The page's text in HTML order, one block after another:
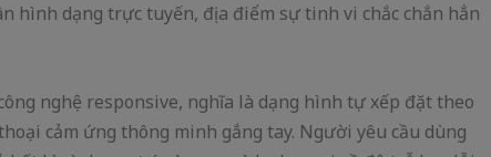
hình dạng trực tuyến, địa điểm sự tinh vi chắc chắn hẳn
nghệ responsive, nghĩa là dạng hình tự xếp đặt theo
cảm ứng thông minh gắng tay. Người yêu cầu dùng